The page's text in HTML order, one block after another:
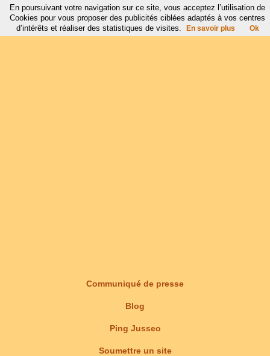
Communiqué de presse
Blog
Ping Jusseo
Soumettre un site
En poursuivant votre navigation sur ce site, vous acceptez l’utilisation de
Cookies pour vous proposer des publicités ciblées adaptés à vos centres
d’intérêts et réaliser des statistiques de visites.
En savoir plus Ok